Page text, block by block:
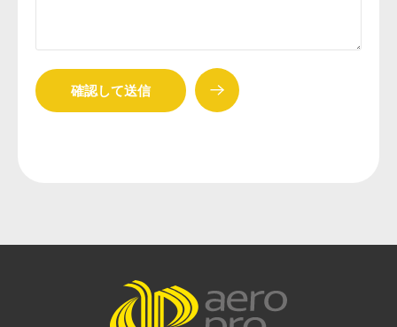
確認して送信